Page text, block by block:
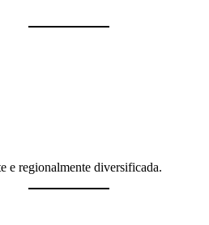
e regionalmente diversificada.